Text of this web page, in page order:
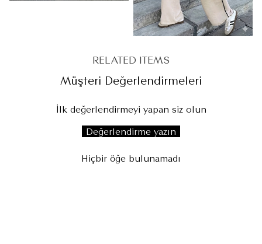
RELATED ITEMS
Müşteri Değerlendirmeleri
İlk değerlendirmeyi yapan siz olun
Değerlendirme yazın
Hiçbir öğe bulunamadı